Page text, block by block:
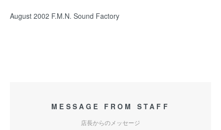
August 2002 F.M.N. Sound Factory
MESSAGE FROM STAFF
店長からのメッセージ